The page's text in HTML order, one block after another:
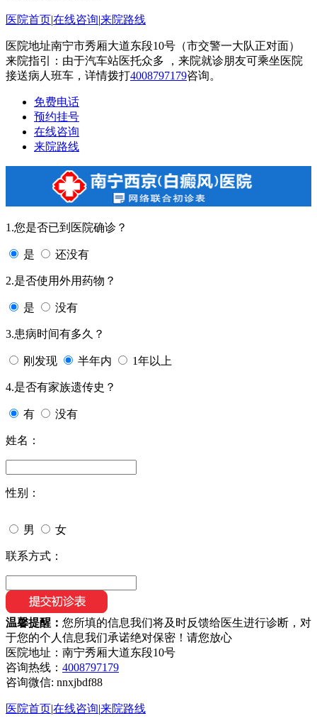
医院首页|在线咨询|来院路线
医院地址南宁市秀厢大道东段10号（市交警一大队正对面）
来院指引：由于汽车站医托众多 ，来院就诊朋友可乘坐医院
接送病人班车，详情拨打4008797179咨询。
免费电话
预约挂号
在线咨询
来院路线
1.您是否已到医院确诊？
是 还没有
2.是否使用外用药物？
是 没有
3.患病时间有多久？
刚发现 半年内 1年以上
4.是否有家族遗传史？
有 没有
姓名：
性别：
男 女
联系方式：
温馨提醒： 您所填的信息我们将及时反馈给医生进行诊断，对
于您的个人信息我们承诺绝对保密！请您放心
医院地址：南宁秀厢大道东段10号
咨询热线： 4008797179
咨询微信: nnxjbdf88
医院首页|在线咨询|来院路线